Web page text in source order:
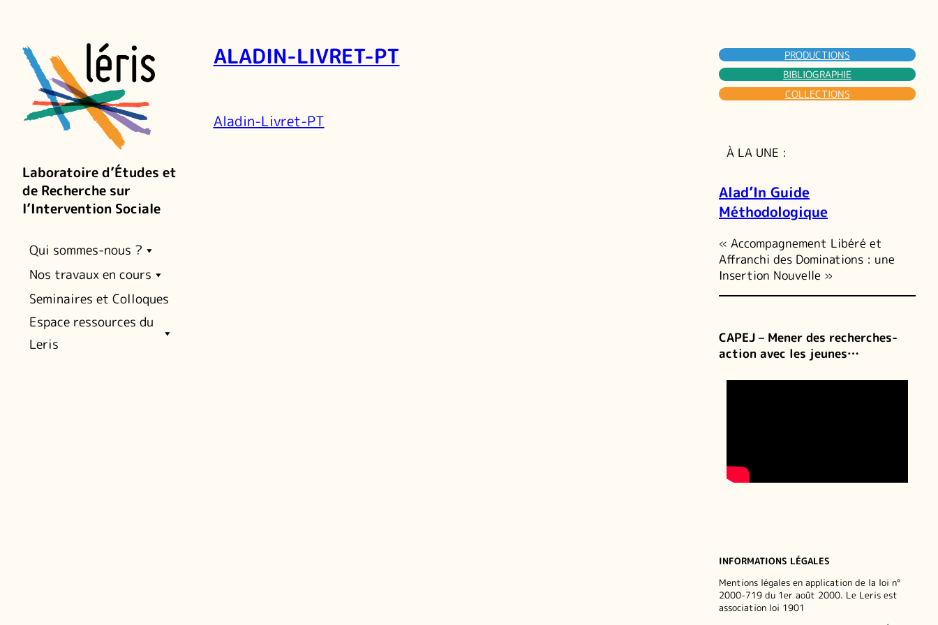
Laboratoire d’Études et
de Recherche sur
l’Intervention Sociale
Qui sommes-nous ?
Nos travaux en cours
Seminaires et Colloques
Espace ressources du
Leris
ALADIN-LIVRET-PT
Aladin-Livret-PT
PRODUCTIONS
BIBLIOGRAPHIE
COLLECTIONS
À LA UNE :
Alad’In Guide
Méthodologique
« Accompagnement Libéré et
Affranchi des Dominations : une
Insertion Nouvelle »
CAPEJ – Mener des recherches-
action avec les jeunes…
INFORMATIONS LÉGALES
Mentions légales en application de la loi n°
2000-719 du 1er août 2000. Le Leris est
association loi 1901